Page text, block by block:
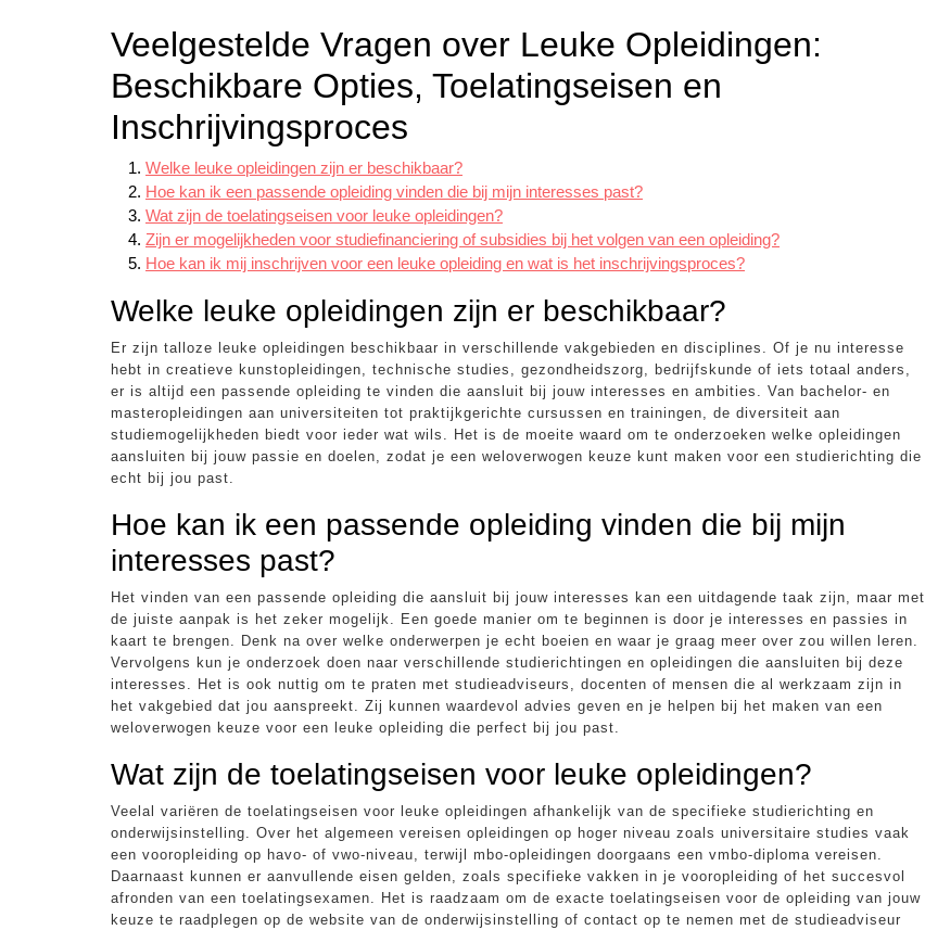
Veelgestelde Vragen over Leuke Opleidingen:
Beschikbare Opties, Toelatingseisen en
Inschrijvingsproces
Welke leuke opleidingen zijn er beschikbaar?
Hoe kan ik een passende opleiding vinden die bij mijn interesses past?
Wat zijn de toelatingseisen voor leuke opleidingen?
Zijn er mogelijkheden voor studiefinanciering of subsidies bij het volgen van een opleiding?
Hoe kan ik mij inschrijven voor een leuke opleiding en wat is het inschrijvingsproces?
Welke leuke opleidingen zijn er beschikbaar?
Er zijn talloze leuke opleidingen beschikbaar in verschillende vakgebieden en disciplines. Of je nu interesse
hebt in creatieve kunstopleidingen, technische studies, gezondheidszorg, bedrijfskunde of iets totaal anders,
er is altijd een passende opleiding te vinden die aansluit bij jouw interesses en ambities. Van bachelor- en
masteropleidingen aan universiteiten tot praktijkgerichte cursussen en trainingen, de diversiteit aan
studiemogelijkheden biedt voor ieder wat wils. Het is de moeite waard om te onderzoeken welke opleidingen
aansluiten bij jouw passie en doelen, zodat je een weloverwogen keuze kunt maken voor een studierichting die
echt bij jou past.
Hoe kan ik een passende opleiding vinden die bij mijn
interesses past?
Het vinden van een passende opleiding die aansluit bij jouw interesses kan een uitdagende taak zijn, maar met
de juiste aanpak is het zeker mogelijk. Een goede manier om te beginnen is door je interesses en passies in
kaart te brengen. Denk na over welke onderwerpen je echt boeien en waar je graag meer over zou willen leren.
Vervolgens kun je onderzoek doen naar verschillende studierichtingen en opleidingen die aansluiten bij deze
interesses. Het is ook nuttig om te praten met studieadviseurs, docenten of mensen die al werkzaam zijn in
het vakgebied dat jou aanspreekt. Zij kunnen waardevol advies geven en je helpen bij het maken van een
weloverwogen keuze voor een leuke opleiding die perfect bij jou past.
Wat zijn de toelatingseisen voor leuke opleidingen?
Veelal variëren de toelatingseisen voor leuke opleidingen afhankelijk van de specifieke studierichting en
onderwijsinstelling. Over het algemeen vereisen opleidingen op hoger niveau zoals universitaire studies vaak
een vooropleiding op havo- of vwo-niveau, terwijl mbo-opleidingen doorgaans een vmbo-diploma vereisen.
Daarnaast kunnen er aanvullende eisen gelden, zoals specifieke vakken in je vooropleiding of het succesvol
afronden van een toelatingsexamen. Het is raadzaam om de exacte toelatingseisen voor de opleiding van jouw
keuze te raadplegen op de website van de onderwijsinstelling of contact op te nemen met de studieadviseur